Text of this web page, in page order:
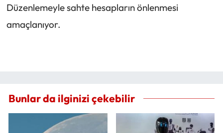
Düzenlemeyle sahte hesapların önlenmesi
amaçlanıyor.
Bunlar da ilginizi çekebilir